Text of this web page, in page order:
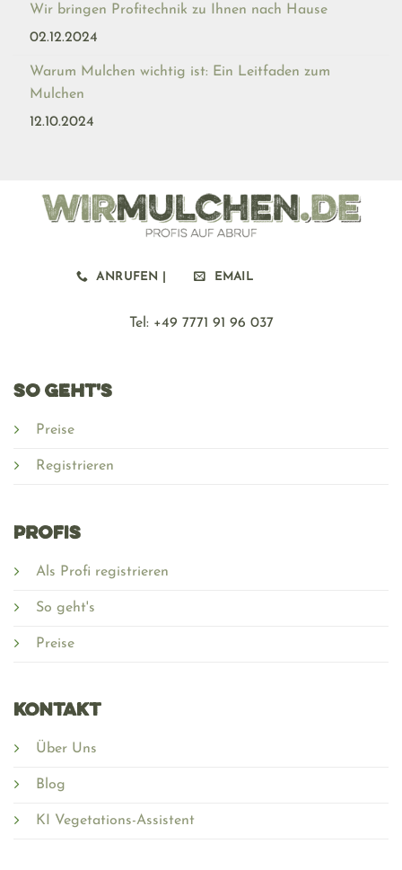
Wir bringen Profitechnik zu Ihnen nach Hause
02.12.2024
Warum Mulchen wichtig ist: Ein Leitfaden zum
Mulchen
12.10.2024
ANRUFEN | EMAIL
Tel: ‪+49 7771 91 96 037
SO GEHT'S
Preise
Registrieren
PROFIS
Als Profi registrieren
So geht's
Preise
Kontakt
Über Uns
Blog
KI Vegetations-Assistent